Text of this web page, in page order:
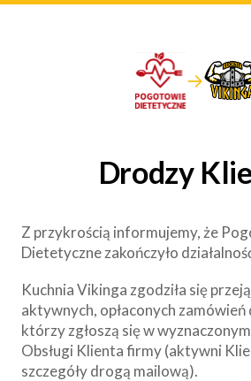
→
Drodzy
Z przykrością informujemy, że
Dietetyczne zakończyło
Kuchnia Vikinga zgodziła się
aktywnych, opłaconych
którzy zgłoszą się w
Obsługi Klienta firmy (aktywni
szczegóły drogą mailową).